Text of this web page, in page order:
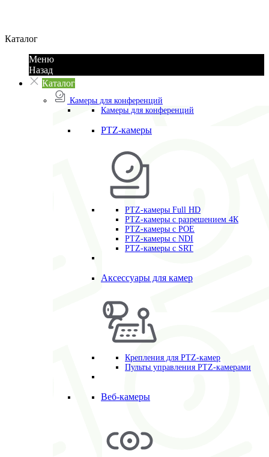
Каталог
Меню
Назад
Каталог
Камеры для конференций
Камеры для конференций
PTZ-камеры
PTZ-камеры Full HD
PTZ-камеры с разрешением 4К
PTZ-камеры с POE
PTZ-камеры c NDI
PTZ-камеры с SRT
Аксессуары для камер
Крепления для PTZ-камер
Пульты управления PTZ-камерами
Веб-камеры